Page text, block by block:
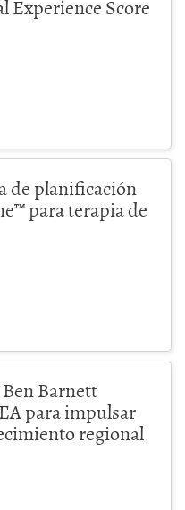
Experience Score
de planificación
para terapia de
Barnett
para impulsar
regional